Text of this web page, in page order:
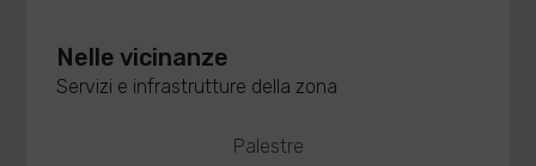
Nelle vicinanze
Servizi e infrastrutture della zona
Palestre